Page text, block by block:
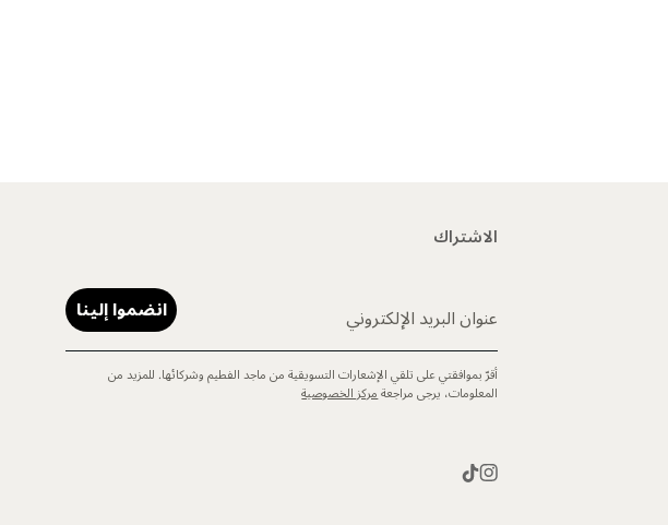
الاشتراك
عنوان البريد الإلكتروني انضموا إلينا
أقرّ بموافقتي على تلقي الإشعارات التسويقية من ماجد الفطيم وشركائها. للمزيد من
المعلومات، يرجى مراجعةمركز الخصوصية